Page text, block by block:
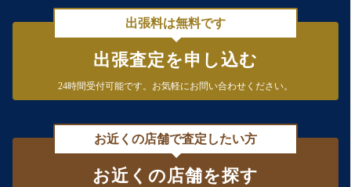
出張料は無料です
出張査定を申し込む
24時間受付可能です。 お気軽にお問い合わせください。
お近くの店舗で査定したい方
お近くの店舗を探す